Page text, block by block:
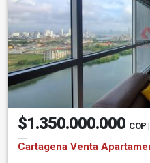
$1.350.000.000 COP
Cartagena Venta